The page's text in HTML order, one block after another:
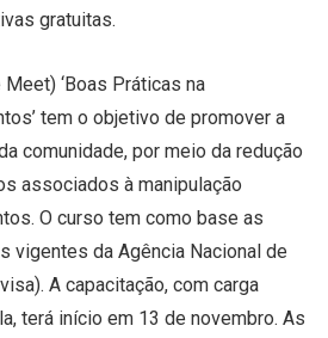
gratuitas.
‘Boas Práticas na
tem o objetivo de promover a
comunidade, por meio da redução
associados à manipulação
O curso tem como base as
vigentes da Agência Nacional de
A capacitação, com carga
terá início em 13 de novembro. As